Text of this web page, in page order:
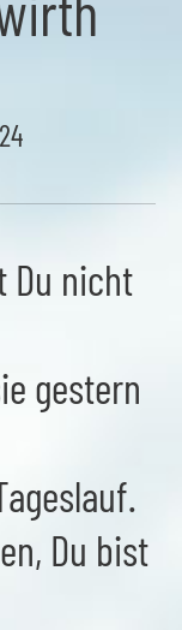
Du nicht
gestern
Du bist